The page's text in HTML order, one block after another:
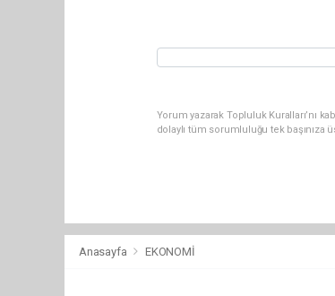
Yorum yazarak Topluluk Kuralları’nı
dolaylı tüm sorumluluğu tek
Anasayfa EKONOMİ